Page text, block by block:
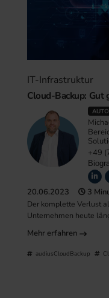
IT-Infrastruktur
Cloud-Backup: Gut
+49
20.06.2023 3
Der komplette Verlust
Unternehmen heute
Mehr erfahren
audiusCloudBackup